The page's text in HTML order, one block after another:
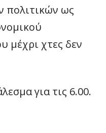
πολιτικών ως
μέχρι χτες δεν
για τις 6.00.